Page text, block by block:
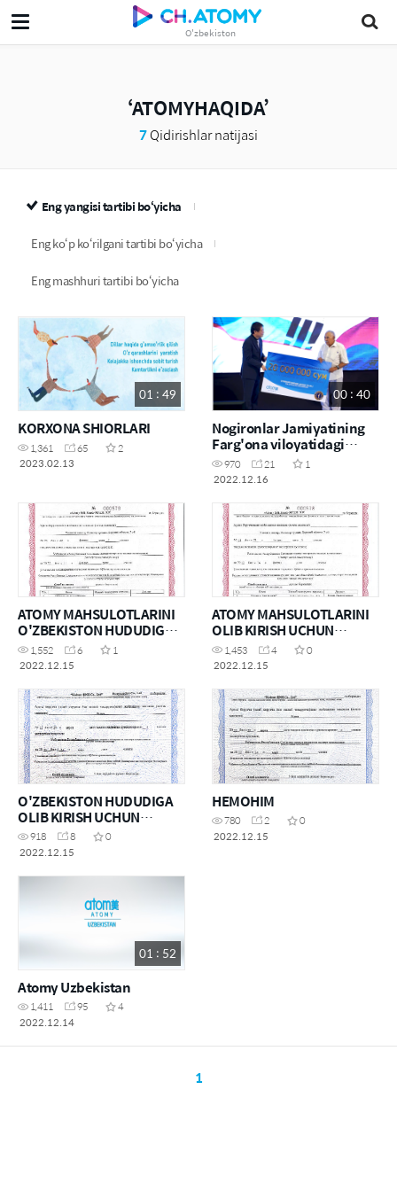
O'zbekiston
ATOMYHAQIDA
7Qidirishlar natijasi
Eng yangisi tartibi bo‘yicha
Eng ko‘p ko‘rilgani tartibi bo‘yicha
Eng mashhuri tartibi bo‘yicha
01 : 49
KORXONA SHIORLARI
1,361 65
2
2023.02.13
00 : 40
Nogironlar Jamiyatining
Farg'ona viloyatidagi
bo'limi
970 21
1
2022.12.16
ATOMY MAHSULOTLARINI
O'ZBEKISTON HUDUDIGA
OLIB KIRISH UCHUN
RUXSATNOMA
1,552 6
1
2022.12.15
ATOMY MAHSULOTLARINI
OLIB KIRISH UCHUN
RUXSATNOMA(KOSMETIKA
)
1,453 4
0
2022.12.15
O'ZBEKISTON HUDUDIGA
OLIB KIRISH UCHUN
SOG'LIQNI SAQLASH
VAZIRLIGIDAN
918 8
0
2022.12.15
HEMOHIM
780 2
0
2022.12.15
01 : 52
Atomy Uzbekistan
1,411 95
4
2022.12.14
1